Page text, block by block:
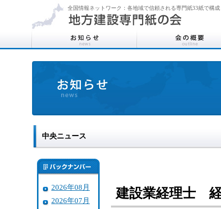
全国情報ネットワーク：各地域で信頼される専門紙33紙で構成
中央ニュース
2026年08月
2026年07月
建設業経理士